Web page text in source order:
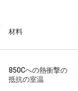
材料
850Cへの熱衝撃の
抵抗の室温